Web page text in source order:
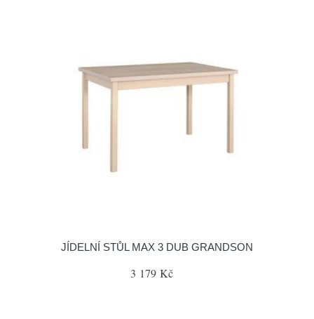
JÍDELNÍ STŮL MAX 3 DUB GRANDSON
3 179 Kč